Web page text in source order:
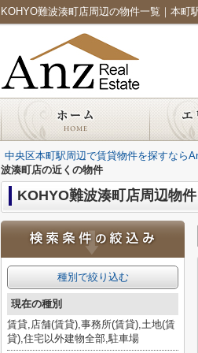
KOHYO難波湊町店周辺の物件一覧｜本
中央区本町駅周辺で賃貸物件を探すなら
波湊町店の近くの物件
KOHYO難波湊町店周辺物件
種別で絞り込む
現在の種別
賃貸,店舗(賃貸),事務所(賃貸),土地(賃
貸),住宅以外建物全部,駐車場